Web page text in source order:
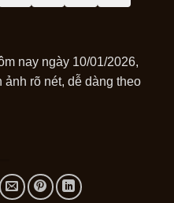
nay ngày 10/01/2026,
rõ nét, dễ dàng theo